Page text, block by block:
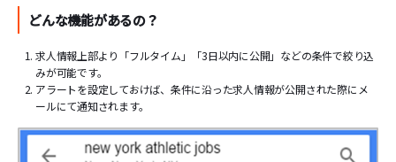
どんな機能があるの？
求人情報上部より「フルタイム」「3日以内に公開」などの条件で絞り込
みが可能です。
アラートを設定しておけば、条件に沿った求人情報が公開された際にメ
ールにて通知されます。